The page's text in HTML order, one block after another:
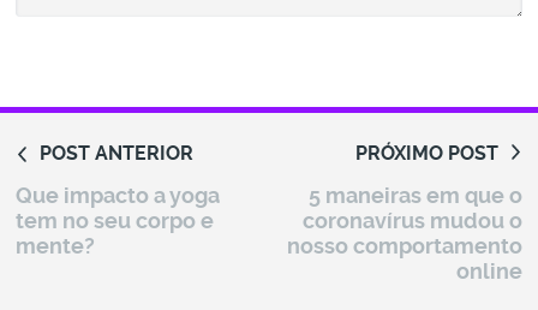
POST ANTERIOR
Que impacto a yoga
tem no seu corpo e
mente?
PRÓXIMO POST
5 maneiras em que o
coronavírus mudou o
nosso comportamento
online